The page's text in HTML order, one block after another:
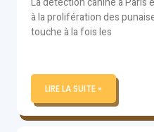
à la prolifération des
touche à la fois les
LIRE LA SUITE »